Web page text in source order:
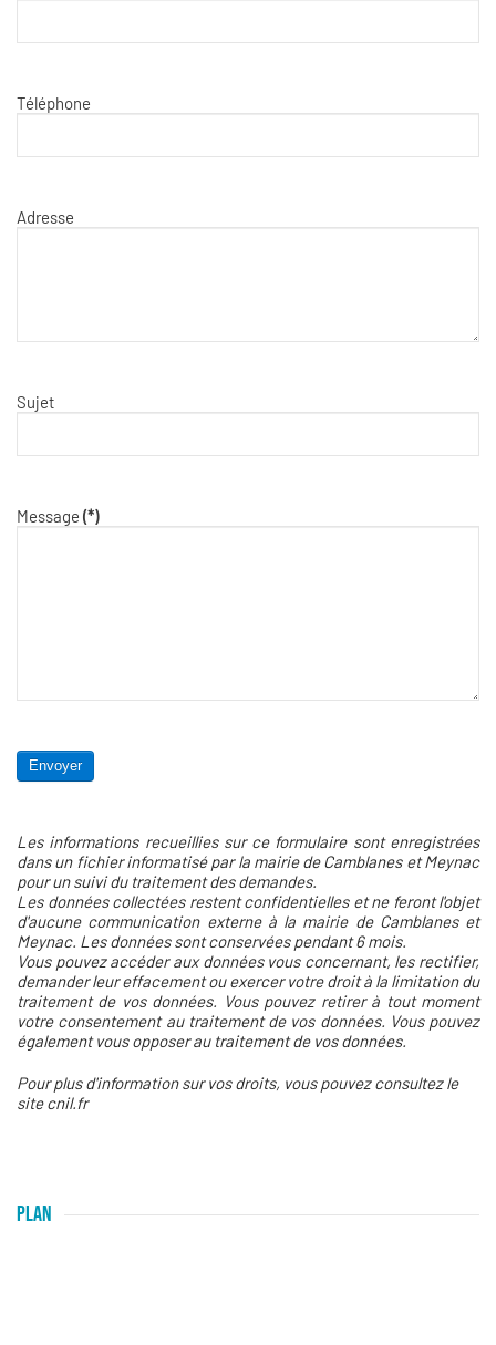
Téléphone
Adresse
Sujet
Message (*)
Envoyer
Les informations recueillies sur ce formulaire sont enregistrées
dans un fichier informatisé par la mairie de Camblanes et Meynac
pour un suivi du traitement des demandes.
Les données collectées restent confidentielles et ne feront l'objet
d'aucune communication externe à la mairie de Camblanes et
Meynac. Les données sont conservées pendant 6 mois.
Vous pouvez accéder aux données vous concernant, les rectifier,
demander leur effacement ou exercer votre droit à la limitation du
traitement de vos données. Vous pouvez retirer à tout moment
votre consentement au traitement de vos données. Vous pouvez
également vous opposer au traitement de vos données.
Pour plus d'information sur vos droits, vous pouvez consultez le
site cnil.fr
PLAN